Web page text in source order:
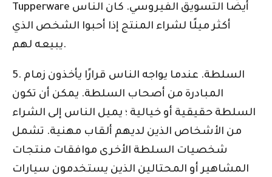
Tupperware أيضًا التسويق الفيروسي. كان الناس
أكثر ميلًا لشراء المنتج إذا أحبوا الشخص الذي
يبيعه لهم.
5. السلطة. عندما يواجه الناس قرارًا يأخذون زمام
المبادرة من أصحاب السلطة. يمكن أن تكون
السلطة حقيقية أو خيالية ؛ يميل الناس إلى الشراء
من الأشخاص الذين لديهم ألقاب مهنية. تشمل
شخصيات السلطة الأخرى موافقات منتجات
المشاهير أو المحتالين الذين يستخدمون سيارات